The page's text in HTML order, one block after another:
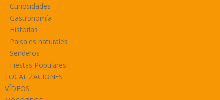
Curiosidades
Gastronomía
Historias
Paisajes naturales
Senderos
Fiestas Populares
LOCALIZACIONES
VÍDEOS